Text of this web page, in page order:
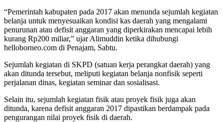
“Pemerintah kabupaten pada 2017 akan menunda sejumlah kegiatan
belanja untuk menyesuaikan kondisi kas daerah yang mengalami
penurunan atau defisit anggaran yang diperkirakan mencapai lebih
kurang Rp200 miliar,” ujar Alimuddin ketika dihubungi
helloborneo.com di Penajam, Sabtu.
Sejumlah kegiatan di SKPD (satuan kerja perangkat daerah) yang
akan ditunda tersebut, meliputi kegiatan belanja nonfisik seperti
perjalanan dinas, kegiatan seminar dan sosialisasi.
Selain itu, sejumlah kegiatan fisik atau proyek fisik juga akan
ditunda, karena defisit anggaran 2017 dipastikan berdampak pada
pengurangan nilai proyek fisik di daerah.